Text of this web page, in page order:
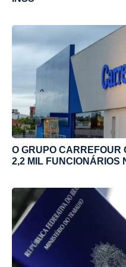
O GRUPO CARREFOUR
2,2 MIL FUNCIONÁRIOS